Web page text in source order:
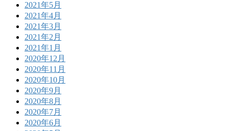
2021年5月
2021年4月
2021年3月
2021年2月
2021年1月
2020年12月
2020年11月
2020年10月
2020年9月
2020年8月
2020年7月
2020年6月